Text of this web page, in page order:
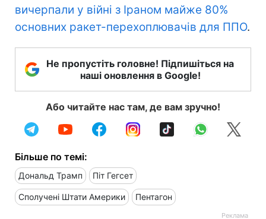
вичерпали у війні з Іраном майже 80%
основних ракет-перехоплювачів для ППО.
Не пропустіть головне! Підпишіться на
наші оновлення в Google!
Або читайте нас там, де вам зручно!
Більше по темі:
Дональд Трамп Піт Гегсет
Сполучені Штати Америки Пентагон